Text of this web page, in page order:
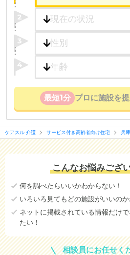
2
3
4
最短1分 プロに施設を
ケアスル 介護 サービス付き高齢者向け住宅 兵
こんなお悩みござ
何を調べたらいいかわからない！
いろいろ見てもどの施設がいいのか
ネットに掲載されている情報だけ
たい！
相談員にお任せく